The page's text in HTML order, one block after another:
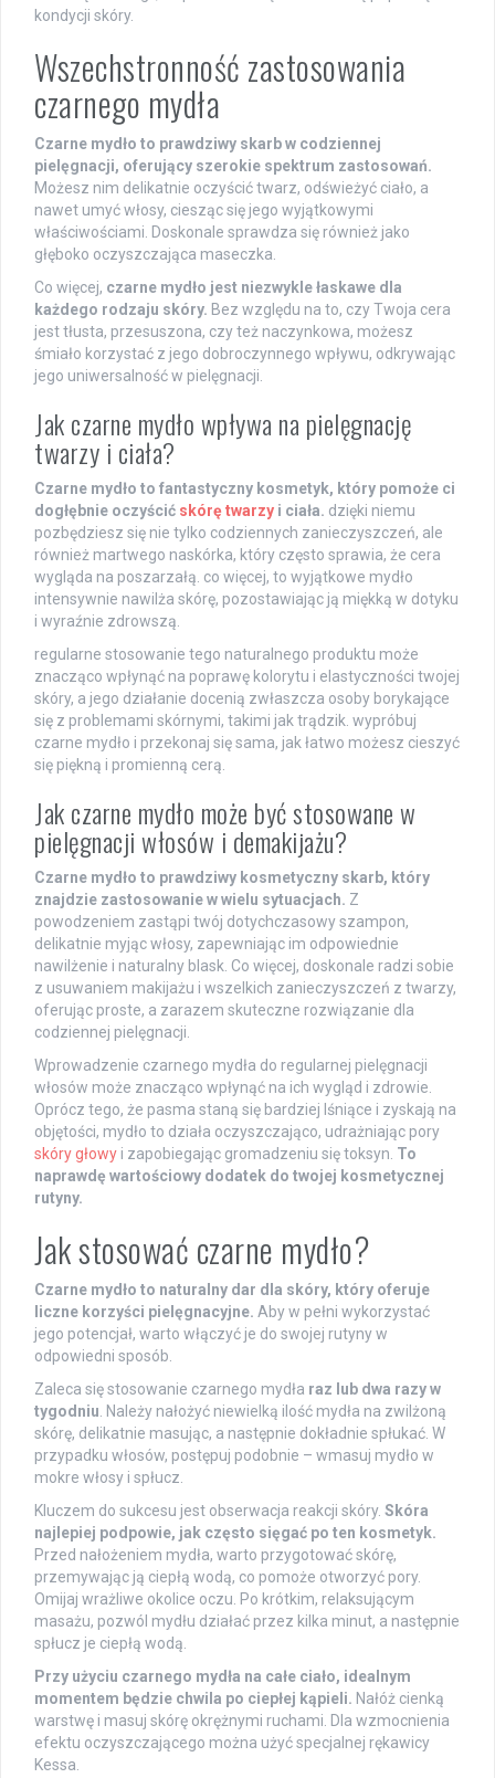
kondycji skóry.
Wszechstronność zastosowania
czarnego mydła
Czarne mydło to prawdziwy skarb w codziennej
pielęgnacji, oferujący szerokie spektrum zastosowań.
Możesz nim delikatnie oczyścić twarz, odświeżyć ciało, a
nawet umyć włosy, ciesząc się jego wyjątkowymi
właściwościami. Doskonale sprawdza się również jako
głęboko oczyszczająca maseczka.
Co więcej, czarne mydło jest niezwykle łaskawe dla
każdego rodzaju skóry. Bez względu na to, czy Twoja cera
jest tłusta, przesuszona, czy też naczynkowa, możesz
śmiało korzystać z jego dobroczynnego wpływu, odkrywając
jego uniwersalność w pielęgnacji.
Jak czarne mydło wpływa na pielęgnację
twarzy i ciała?
Czarne mydło to fantastyczny kosmetyk, który pomoże ci
dogłębnie oczyścić skórę twarzy i ciała. dzięki niemu
pozbędziesz się nie tylko codziennych zanieczyszczeń, ale
również martwego naskórka, który często sprawia, że cera
wygląda na poszarzałą. co więcej, to wyjątkowe mydło
intensywnie nawilża skórę, pozostawiając ją miękką w dotyku
i wyraźnie zdrowszą.
regularne stosowanie tego naturalnego produktu może
znacząco wpłynąć na poprawę kolorytu i elastyczności twojej
skóry, a jego działanie docenią zwłaszcza osoby borykające
się z problemami skórnymi, takimi jak trądzik. wypróbuj
czarne mydło i przekonaj się sama, jak łatwo możesz cieszyć
się piękną i promienną cerą.
Jak czarne mydło może być stosowane w
pielęgnacji włosów i demakijażu?
Czarne mydło to prawdziwy kosmetyczny skarb, który
znajdzie zastosowanie w wielu sytuacjach. Z
powodzeniem zastąpi twój dotychczasowy szampon,
delikatnie myjąc włosy, zapewniając im odpowiednie
nawilżenie i naturalny blask. Co więcej, doskonale radzi sobie
z usuwaniem makijażu i wszelkich zanieczyszczeń z twarzy,
oferując proste, a zarazem skuteczne rozwiązanie dla
codziennej pielęgnacji.
Wprowadzenie czarnego mydła do regularnej pielęgnacji
włosów może znacząco wpłynąć na ich wygląd i zdrowie.
Oprócz tego, że pasma staną się bardziej lśniące i zyskają na
objętości, mydło to działa oczyszczająco, udrażniając pory
skóry głowy i zapobiegając gromadzeniu się toksyn. To
naprawdę wartościowy dodatek do twojej kosmetycznej
rutyny.
Jak stosować czarne mydło?
Czarne mydło to naturalny dar dla skóry, który oferuje
liczne korzyści pielęgnacyjne. Aby w pełni wykorzystać
jego potencjał, warto włączyć je do swojej rutyny w
odpowiedni sposób.
Zaleca się stosowanie czarnego mydła raz lub dwa razy w
tygodniu . Należy nałożyć niewielką ilość mydła na zwilżoną
skórę, delikatnie masując, a następnie dokładnie spłukać. W
przypadku włosów, postępuj podobnie – wmasuj mydło w
mokre włosy i spłucz.
Kluczem do sukcesu jest obserwacja reakcji skóry. Skóra
najlepiej podpowie, jak często sięgać po ten kosmetyk.
Przed nałożeniem mydła, warto przygotować skórę,
przemywając ją ciepłą wodą, co pomoże otworzyć pory.
Omijaj wrażliwe okolice oczu. Po krótkim, relaksującym
masażu, pozwól mydłu działać przez kilka minut, a następnie
spłucz je ciepłą wodą.
Przy użyciu czarnego mydła na całe ciało, idealnym
momentem będzie chwila po ciepłej kąpieli. Nałóż cienką
warstwę i masuj skórę okrężnymi ruchami. Dla wzmocnienia
efektu oczyszczającego można użyć specjalnej rękawicy
Kessa.